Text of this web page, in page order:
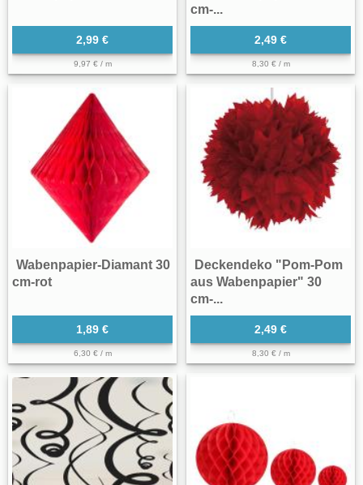
2,99 €
9,97 € / m
cm-...
2,49 €
8,30 € / m
Wabenpapier-Diamant 30
cm-rot
1,89 €
6,30 € / m
Deckendeko "Pom-Pom
aus Wabenpapier" 30
cm-...
2,49 €
8,30 € / m